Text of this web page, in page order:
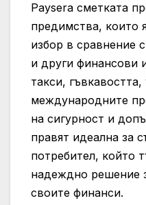
Paysera сметката
предимства, които
избор в сравнение
и други финансови
такси,
международните
на сигурност и
правят идеална за
потребител, който
надеждно решение
своите финанси.